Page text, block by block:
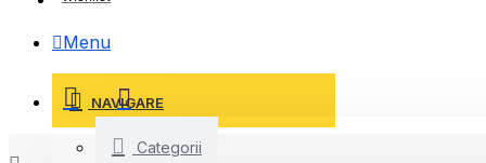
Menu
NAVIGARE
Categorii